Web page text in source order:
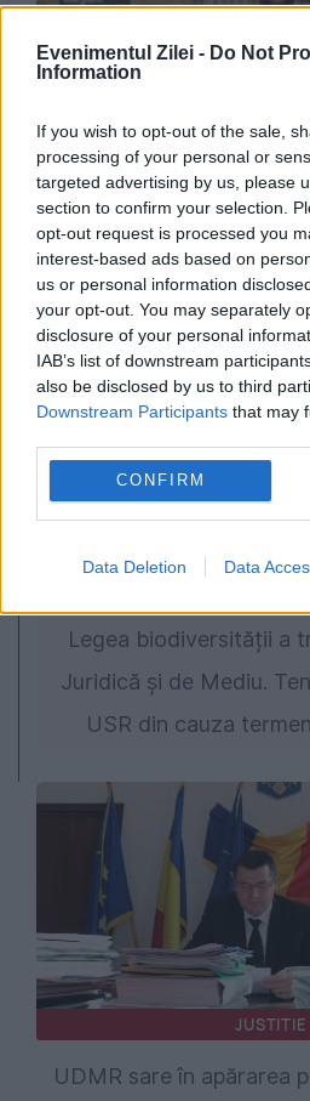
Evenimentul Zilei - Do Not
Information
If you wish to opt-out of the sale,
processing of your personal or
targeted advertising by us, please
section to confirm your selection.
opt-out request is processed you
interest-based ads based on
us or personal information
your opt-out. You may separately
disclosure of your personal
IAB’s list of downstream
also be disclosed by us to third
Downstream Participants that may
CONFIRM
Data Deletion Data
POLITICA
Prefectul de Timiș,
funcție pe Fritz. Piedone
DNA
Legea biodiversității a
Juridică și de Mediu.
USR din cauza
JUSTITIE
UDMR sare în apărarea